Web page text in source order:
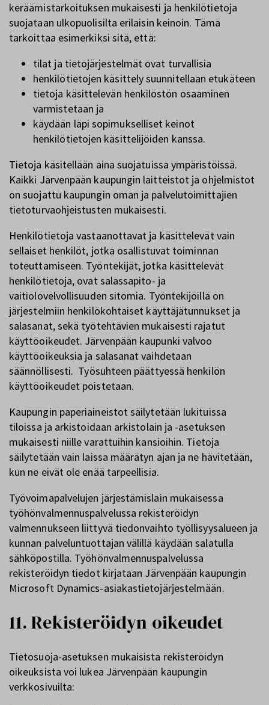
keräämistarkoituksen mukaisesti ja henkilötietoja
suojataan ulkopuolisilta erilaisin keinoin. Tämä
tarkoittaa esimerkiksi sitä, että:
tilat ja tietojärjestelmät ovat turvallisia
henkilötietojen käsittely suunnitellaan etukäteen
tietoja käsittelevän henkilöstön osaaminen
varmistetaan ja
käydään läpi sopimukselliset keinot
henkilötietojen käsittelijöiden kanssa.
Tietoja käsitellään aina suojatuissa ympäristöissä.
Kaikki Järvenpään kaupungin laitteistot ja ohjelmistot
on suojattu kaupungin oman ja palvelutoimittajien
tietoturvaohjeistusten mukaisesti.
Henkilötietoja vastaanottavat ja käsittelevät vain
sellaiset henkilöt, jotka osallistuvat toiminnan
toteuttamiseen. Työntekijät, jotka käsittelevät
henkilötietoja, ovat salassapito- ja
vaitiolovelvollisuuden sitomia. Työntekijöillä on
järjestelmiin henkilökohtaiset käyttäjätunnukset ja
salasanat, sekä työtehtävien mukaisesti rajatut
käyttöoikeudet. Järvenpään kaupunki valvoo
käyttöoikeuksia ja salasanat vaihdetaan
säännöllisesti. Työsuhteen päättyessä henkilön
käyttöoikeudet poistetaan.
Kaupungin paperiaineistot säilytetään lukituissa
tiloissa ja arkistoidaan arkistolain ja -asetuksen
mukaisesti niille varattuihin kansioihin. Tietoja
säilytetään vain laissa määrätyn ajan ja ne hävitetään,
kun ne eivät ole enää tarpeellisia.
Työvoimapalvelujen järjestämislain mukaisessa
työhönvalmennuspalvelussa rekisteröidyn
valmennukseen liittyvä tiedonvaihto työllisyysalueen ja
kunnan palveluntuottajan välillä käydään salatulla
sähköpostilla. Työhönvalmennuspalvelussa
rekisteröidyn tiedot kirjataan Järvenpään kaupungin
Microsoft Dynamics-asiakastietojärjestelmään.
11. Rekisteröidyn oikeudet
Tietosuoja-asetuksen mukaisista rekisteröidyn
oikeuksista voi lukea Järvenpään kaupungin
verkkosivuilta: